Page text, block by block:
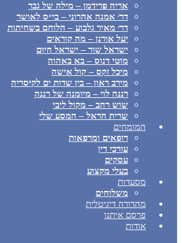
אריה פרידמן – מילה של גבר
דר׳ אמנה אהרוני – בי״ס לאושר
דר׳ מאיר גלבוע – הלוחם בשחיתות
יעל אורנן – מה קוראים
ישראל שור – ישראל היום
מוטי דנוס – בא באהוה
מיכל זקס – קול אישה
מירב ראון – בין שדות ים לקיסריה
רננה לוי – מיומנה של רננה
שוש רהב – מקול ליבי
שרית הראל – המסע שלי
המומחים
רופאים ומרפאות
עורכי דין
עסקים
בעלי מקצוע
מסעדות
משלוחים
מהדורה דיגיטלית
פרסם איתנו
אודות